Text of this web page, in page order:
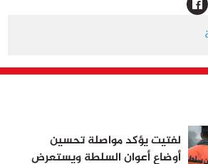
لفتيت يؤكد مواصلة تحسين
أوضاع أعوان السلطة ويستعرض